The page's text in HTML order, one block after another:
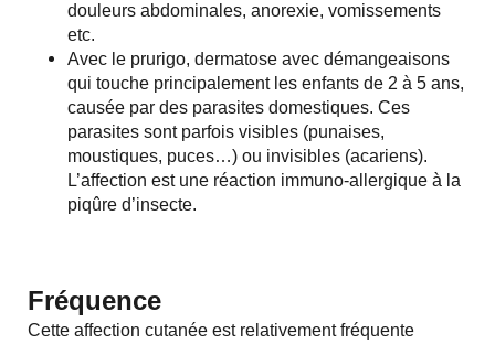
douleurs abdominales, anorexie, vomissements
etc.
Avec le prurigo, dermatose avec démangeaisons
qui touche principalement les enfants de 2 à 5 ans,
causée par des parasites domestiques. Ces
parasites sont parfois visibles (punaises,
moustiques, puces…) ou invisibles (acariens).
L’affection est une réaction immuno-allergique à la
piqûre d’insecte.
Fréquence
Cette affection cutanée est relativement fréquente